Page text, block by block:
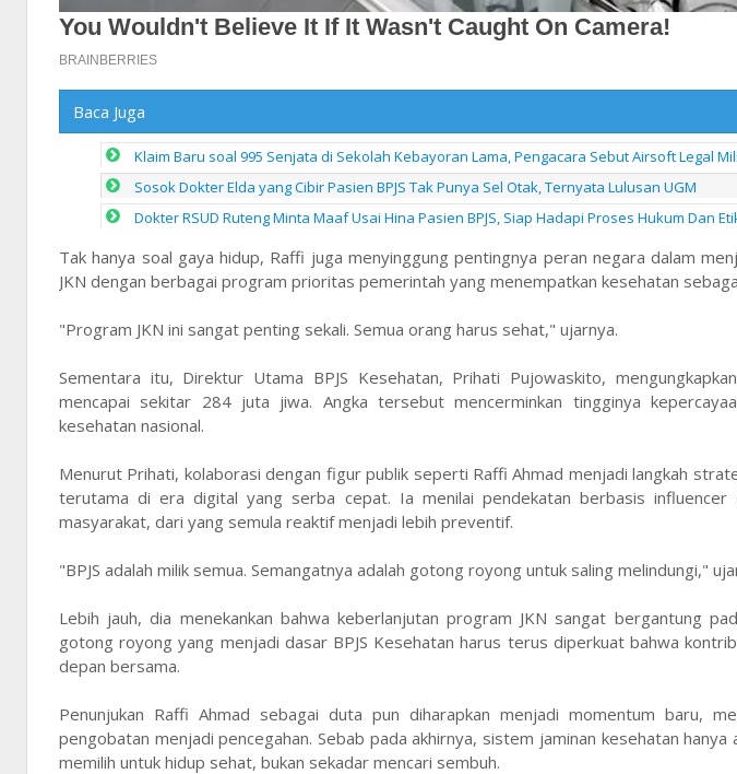
Baca Juga
Klaim Baru soal 995 Senjata di Sekolah Kebayoran Lama, Pengacara Sebut Airsoft Legal
Sosok Dokter Elda yang Cibir Pasien BPJS Tak Punya Sel Otak, Ternyata Lulusan UGM
Dokter RSUD Ruteng Minta Maaf Usai Hina Pasien BPJS, Siap Hadapi Proses Hukum Dan
Tak hanya soal gaya hidup, Raffi juga menyinggung pentingnya peran negara dalam
JKN dengan berbagai program prioritas pemerintah yang menempatkan kesehatan
"Program JKN ini sangat penting sekali. Semua orang harus sehat," ujarnya.
Sementara itu, Direktur Utama BPJS Kesehatan, Prihati Pujowaskito,
mencapai sekitar 284 juta jiwa. Angka tersebut mencerminkan tingginya
kesehatan nasional.
Menurut Prihati, kolaborasi dengan figur publik seperti Raffi Ahmad menjadi langkah
terutama di era digital yang serba cepat. Ia menilai pendekatan berbasis influencer
masyarakat, dari yang semula reaktif menjadi lebih preventif.
"BPJS adalah milik semua. Semangatnya adalah gotong royong untuk saling melindungi,"
Lebih jauh, dia menekankan bahwa keberlanjutan program JKN sangat bergantung
gotong royong yang menjadi dasar BPJS Kesehatan harus terus diperkuat bahwa
depan bersama.
Penunjukan Raffi Ahmad sebagai duta pun diharapkan menjadi momentum baru,
pengobatan menjadi pencegahan. Sebab pada akhirnya, sistem jaminan kesehatan
memilih untuk hidup sehat, bukan sekadar mencari sembuh.